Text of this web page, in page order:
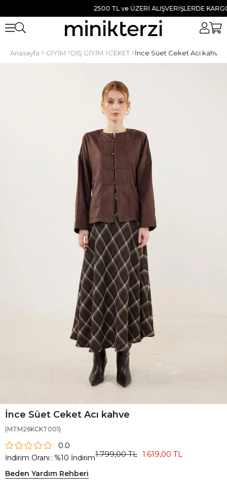
2500 TL ve ÜZERİ ALIŞVERİŞLERDE KARGO
Anasayfa GİYİM DIŞ GİYİM CEKET İnce Süet Ceket Acı kahve
İnce Süet Ceket Acı kahve
(MTM26KCKT001)
0.0
İndirim Oranı : %10 İndirim1.799,00 TL 1.619,00 TL
Beden Yardım Rehberi